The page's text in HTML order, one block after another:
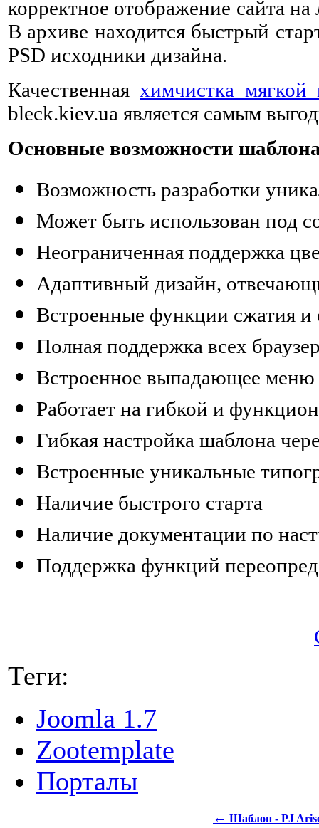
корректное отображение сайта
В архиве находится быстрый
PSD исходники дизайна.
Качественнаяхимчистка мягкой
bleck.kiev.ua является самым
Основные возможности
Возможность разработки
Может быть использован под
Неограниченная поддержка
Адаптивный дизайн,
Встроенные функции сжатия и
Полная поддержка всех
Встроенное выпадающее меню
Работает на гибкой и
Гибкая настройка шаблона
Встроенные уникальные
Наличие быстрого старта
Наличие документации по
Поддержка функций
Теги:
Joomla 1.7
Zootemplate
Порталы
← Шаблон - PJ